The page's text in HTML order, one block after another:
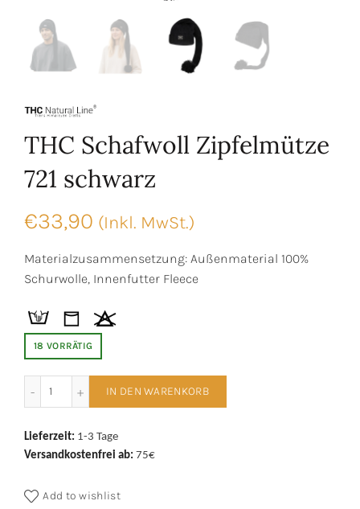
THC Schafwoll Zipfelmütze
721 schwarz
€33,90 (Inkl. MwSt.)
Materialzusammensetzung: Außenmaterial 100%
Schurwolle, Innenfutter Fleece
18 VORRÄTIG
IN DEN WARENKORB
Lieferzeit: 1-3 Tage
Versandkostenfrei ab: 75€
Add to wishlist